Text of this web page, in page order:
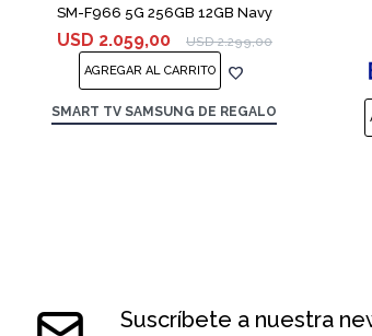
SM-F966 5G 256GB 12GB Navy
USD 2.059,00 USD 2.299,00
SMART TV SAMSUNG DE REGALO
Suscríbete a nuestra